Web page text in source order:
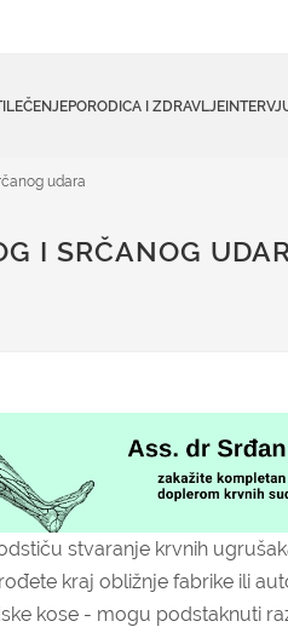
LEČENJEPORODICA I ZDRAVLJE
udara
I SRČANOG
stvaranje krvnih
kraj obližnje fabrike ili
kose - mogu podstaknuti